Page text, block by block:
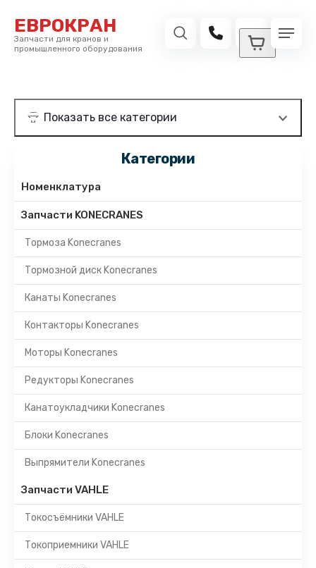
ЕВРОКРАН
Запчасти для кранов и
промышленного оборудования
Категории
Номенклатура
Запчасти KONECRANES
Тормоза Konecranes
Тормозной диск Konecranes
Канаты Konecranes
Контакторы Konecranes
Моторы Konecranes
Редукторы Konecranes
Канатоукладчики Konecranes
Блоки Konecranes
Выпрямители Konecranes
Запчасти VAHLE
Токосъёмники VAHLE
Токоприемники VAHLE